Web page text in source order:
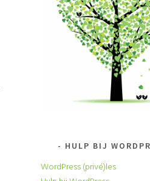
HULP BIJ
WordPress (privé)les